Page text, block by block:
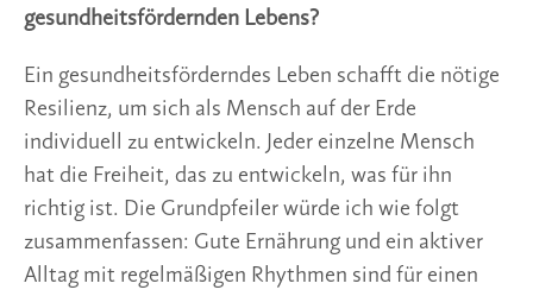
gesundheitsfördernden Lebens?
Ein gesundheitsförderndes Leben schafft die nötige
Resilienz, um sich als Mensch auf der Erde
individuell zu entwickeln. Jeder einzelne Mensch
hat die Freiheit, das zu entwickeln, was für ihn
richtig ist. Die Grundpfeiler würde ich wie folgt
zusammenfassen: Gute Ernährung und ein aktiver
Alltag mit regelmäßigen Rhythmen sind für einen